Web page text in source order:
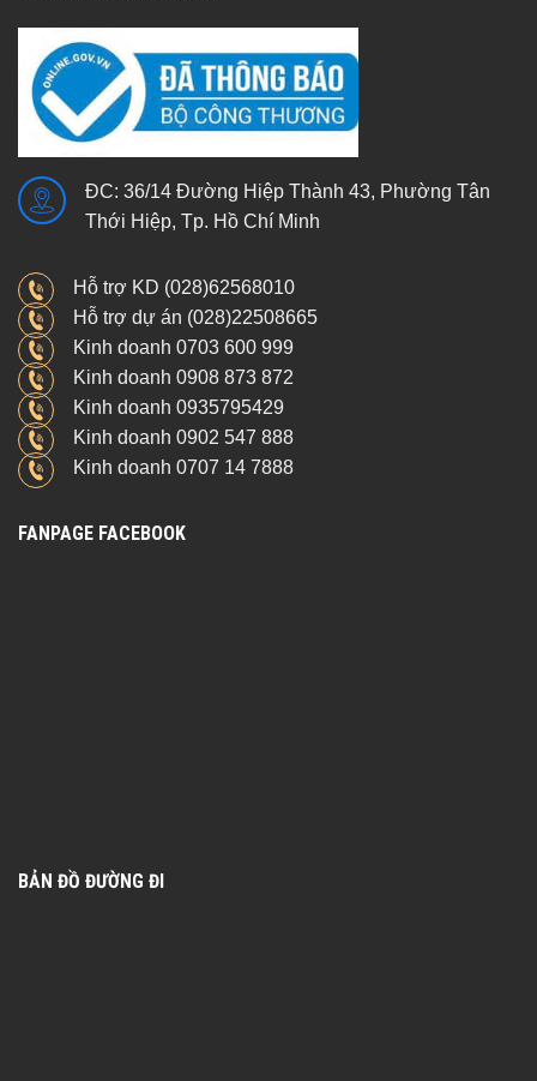
ĐC: 36/14 Đường Hiệp Thành 43, Phường Tân
Thới Hiệp, Tp. Hồ Chí Minh
Hỗ trợ KD (028)62568010
Hỗ trợ dự án (028)22508665
Kinh doanh 0703 600 999
Kinh doanh 0908 873 872
Kinh doanh 0935795429
Kinh doanh 0902 547 888
Kinh doanh 0707 14 7888
FANPAGE FACEBOOK
BẢN ĐỒ ĐƯỜNG ĐI